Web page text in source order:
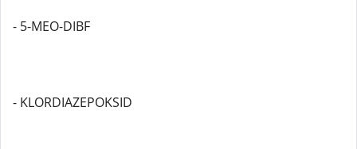
- 5-MEO-DIBF
- KLORDIAZEPOKSID